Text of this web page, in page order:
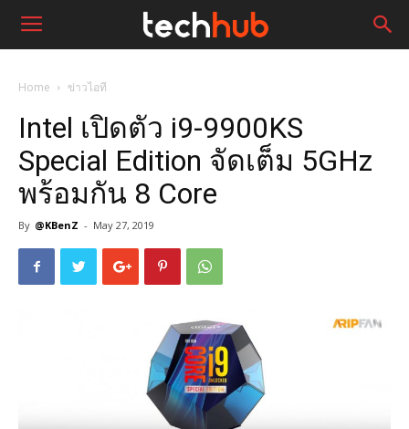
Home ข่าวไอที
Intel เปิดตัว i9-9900KS
Special Edition จัดเต็ม 5GHz
พร้อมกัน 8 Core
By @KBenZ - May 27, 2019